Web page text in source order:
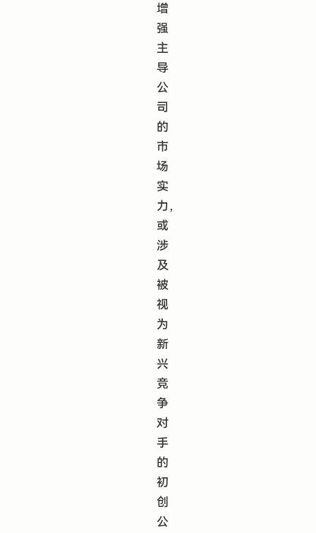
增
强
主
导
公
司
的
市
场
实
力，
或
涉
及
被
视
为
新
兴
竞
争
对
手
的
初
创
公